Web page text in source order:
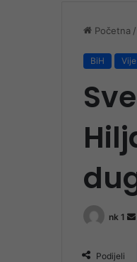
Početna /
BiH
nk 1
Podijeli